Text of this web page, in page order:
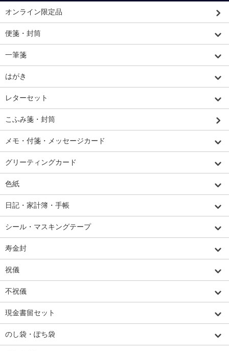
オンライン限定品
便箋・封筒
一筆箋
はがき
レターセット
こふみ箋・封筒
メモ・付箋・メッセージカード
グリーティングカード
色紙
日記・家計簿・手帳
シール・マスキングテープ
寿金封
祝儀
不祝儀
現金書留セット
のし袋・ぽち袋